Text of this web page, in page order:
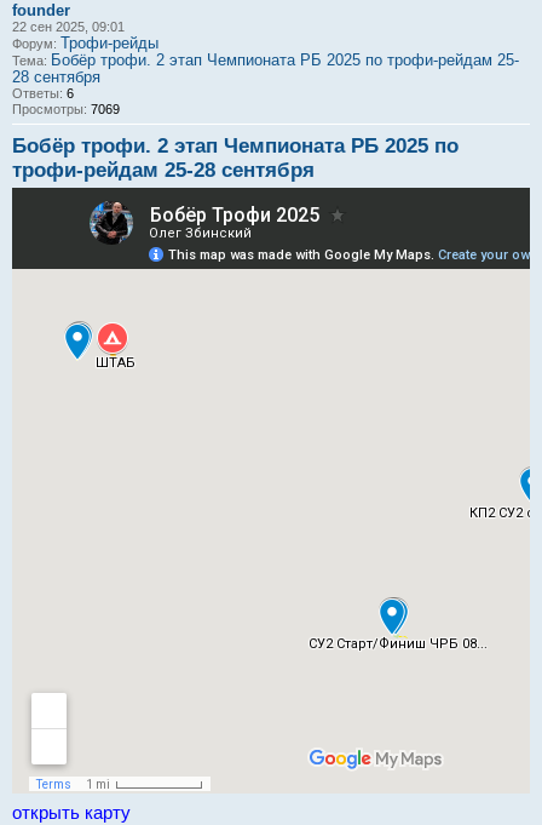
founder
22 сен 2025, 09:01
Форум: Трофи-рейды
Тема: Бобёр трофи. 2 этап Чемпионата РБ 2025 по трофи-рейдам 25-
28 сентября
Ответы: 6
Просмотры: 7069
Бобёр трофи. 2 этап Чемпионата РБ 2025 по
трофи-рейдам 25-28 сентября
открыть карту